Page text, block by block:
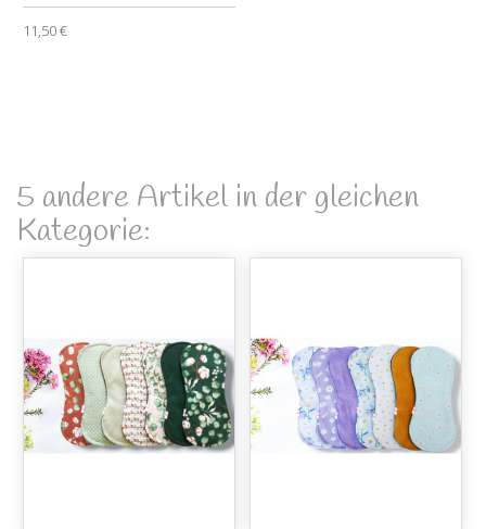
11,50 €
5 andere Artikel in der gleichen
Kategorie: